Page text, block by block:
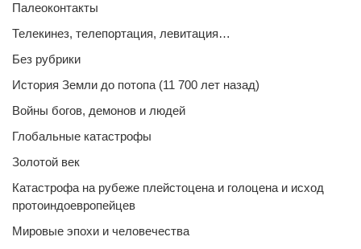
Палеоконтакты
Телекинез, телепортация, левитация…
Без рубрики
История Земли до потопа (11 700 лет назад)
Войны богов, демонов и людей
Глобальные катастрофы
Золотой век
Катастрофа на рубеже плейстоцена и голоцена и исход
протоиндоевропейцев
Мировые эпохи и человечества